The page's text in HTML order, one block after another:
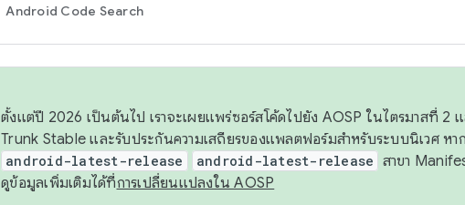
Android Code Search
ตั้งแต่ปี 2026 เป็นต้นไป เราจะเผยแพร่ซอร์สโค้ดไปยัง AOSP ในไตรมาสที่ 2
Trunk Stable และรับประกันความเสถียรของแพลตฟอร์มสำหรับระบบนิเวศ หา
android-latest-release android-latest-release สาขา
ดูข้อมูลเพิ่มเติมได้ที่การเปลี่ยนแปลงใน AOSP